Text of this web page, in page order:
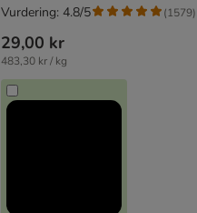
29,00 kr
483,30 kr / kg
Vurdering: 4.8/5 (1579)